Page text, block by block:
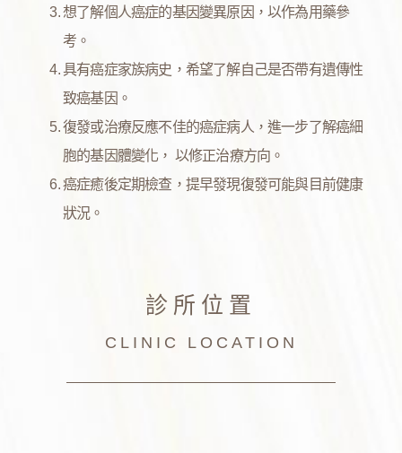
想了解個人癌症的基因變異原因，以作為用藥參
考。
具有癌症家族病史，希望了解自己是否帶有遺傳性
致癌基因。
復發或治療反應不佳的癌症病人，進一步了解癌細
胞的基因體變化， 以修正治療方向。
癌症癒後定期檢查，提早發現復發可能與目前健康
狀況。
診所位置
CLINIC LOCATION